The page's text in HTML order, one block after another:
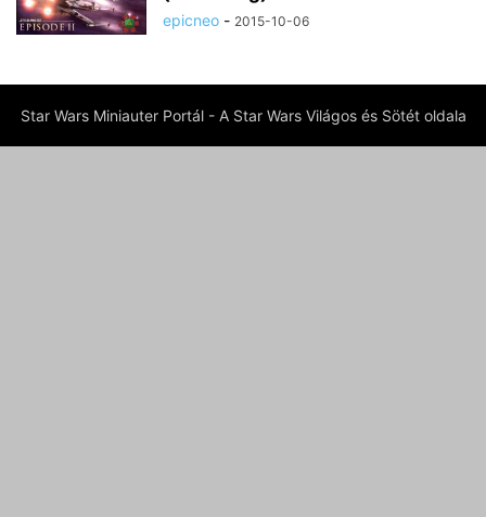
epicneo - 2015-10-06
Star Wars Miniauter Portál - A Star Wars Világos és Sötét oldala